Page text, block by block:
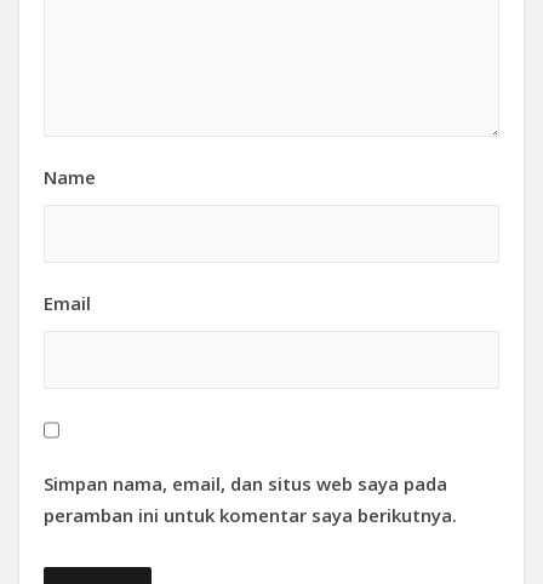
Name
Email
Simpan nama, email, dan situs web saya pada
peramban ini untuk komentar saya berikutnya.